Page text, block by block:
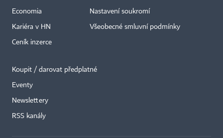
Economia
Kariéra v HN
Ceník inzerce
Nastavení soukromí
Všeobecné smluvní podmínky
Koupit / darovat předplatné
Eventy
Newslettery
RSS kanály